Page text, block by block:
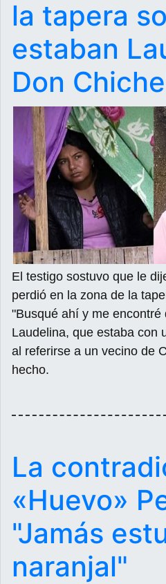
la tapera
estaban
Don
El testigo sostuvo que le
perdió en la zona de la
"Busqué ahí y me
Laudelina, que estaba con
al referirse a un vecino de
hecho.
La
«Huevo»
"Jamás
naranjal"